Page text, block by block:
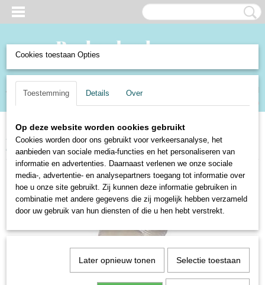
Inloggen Registreren
(0)
Home>Verzamelen en Curiosa>Curiosa>Sieraden>Broches en
Spelden>Metalen speld, takje met blad
Cookies toestaan Opties
Toestemming Details Over
Op deze website worden cookies gebruikt
Cookies worden door ons gebruikt voor verkeersanalyse, het
aanbieden van sociale media-functies en het personaliseren van
informatie en advertenties. Daarnaast verlenen we onze sociale
media-, advertentie- en analysepartners toegang tot informatie over
hoe u onze site gebruikt. Zij kunnen deze informatie gebruiken in
combinatie met andere gegevens die zij mogelijk hebben verzameld
door uw gebruik van hun diensten of die u hen hebt verstrekt.
Later opnieuw tonen Selectie toestaan